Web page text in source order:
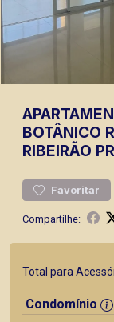
BOTÂNICO
RIBEIRÃO
Favoritar
Compartilhe:
Total para
Condomínio